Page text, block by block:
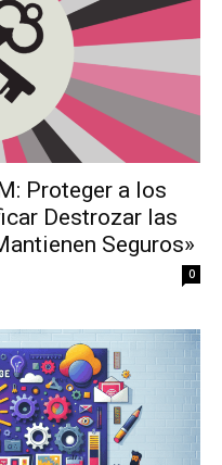
Proteger a los
Destrozar las
Seguros»
0